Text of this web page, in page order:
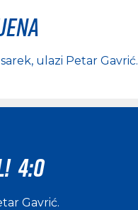
, ulazi Petar Gavrić.
4:0
Gavrić.